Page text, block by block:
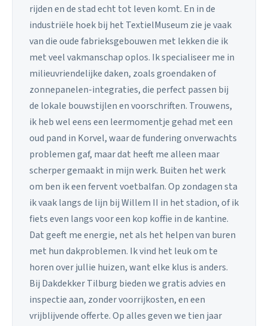
rijden en de stad echt tot leven komt. En in de
industriële hoek bij het TextielMuseum zie je vaak
van die oude fabrieksgebouwen met lekken die ik
met veel vakmanschap oplos. Ik specialiseer me in
milieuvriendelijke daken, zoals groendaken of
zonnepanelen-integraties, die perfect passen bij
de lokale bouwstijlen en voorschriften. Trouwens,
ik heb wel eens een leermomentje gehad met een
oud pand in Korvel, waar de fundering onverwachts
problemen gaf, maar dat heeft me alleen maar
scherper gemaakt in mijn werk. Buiten het werk
om ben ik een fervent voetbalfan. Op zondagen sta
ik vaak langs de lijn bij Willem II in het stadion, of ik
fiets even langs voor een kop koffie in de kantine.
Dat geeft me energie, net als het helpen van buren
met hun dakproblemen. Ik vind het leuk om te
horen over jullie huizen, want elke klus is anders.
Bij Dakdekker Tilburg bieden we gratis advies en
inspectie aan, zonder voorrijkosten, en een
vrijblijvende offerte. Op alles geven we tien jaar